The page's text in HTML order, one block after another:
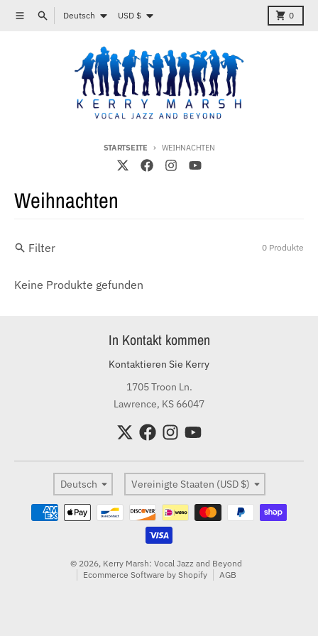
Direkt zum Inhalt
MenüSuchenSprache
Deutsch Land/Region
USD $ 0
Karren
STARTSEITE WEIHNACHTEN
Weihnachten
Filter 0 Produkte
Keine Produkte gefunden
In Kontakt kommen
Kontaktieren Sie Kerry
1705 Troon Ln.
Lawrence, KS 66047
Sprache
Deutsch Land/Region
Vereinigte Staaten (USD $)
Zahlungsmethoden
© 2026, Kerry Marsh: Vocal Jazz and Beyond
Ecommerce Software by Shopify
AGB